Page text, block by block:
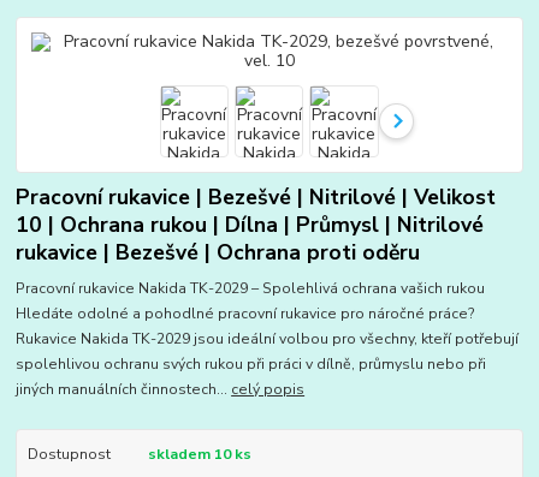
Pracovní rukavice | Bezešvé | Nitrilové | Velikost
10 | Ochrana rukou | Dílna | Průmysl | Nitrilové
rukavice | Bezešvé | Ochrana proti oděru
Pracovní rukavice Nakida TK-2029 – Spolehlivá ochrana vašich rukou
Hledáte odolné a pohodlné pracovní rukavice pro náročné práce?
Rukavice Nakida TK-2029 jsou ideální volbou pro všechny, kteří potřebují
spolehlivou ochranu svých rukou při práci v dílně, průmyslu nebo při
jiných manuálních činnostech... celý popis
Dostupnost
skladem 10 ks